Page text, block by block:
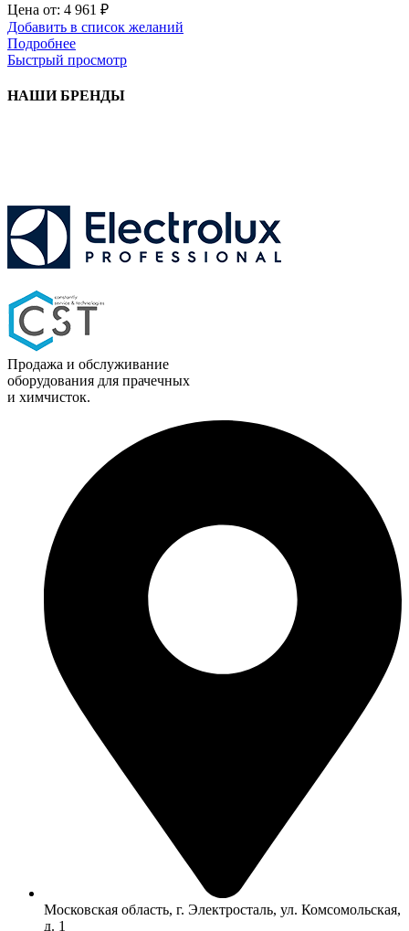
Цена от: 4 961 ₽
Добавить в список желаний
Подробнее
Быстрый просмотр
НАШИ БРЕНДЫ
Продажа и обслуживание
оборудования для прачечных
и химчисток.
Московская область, г. Электросталь, ул. Комсомольская,
д. 1